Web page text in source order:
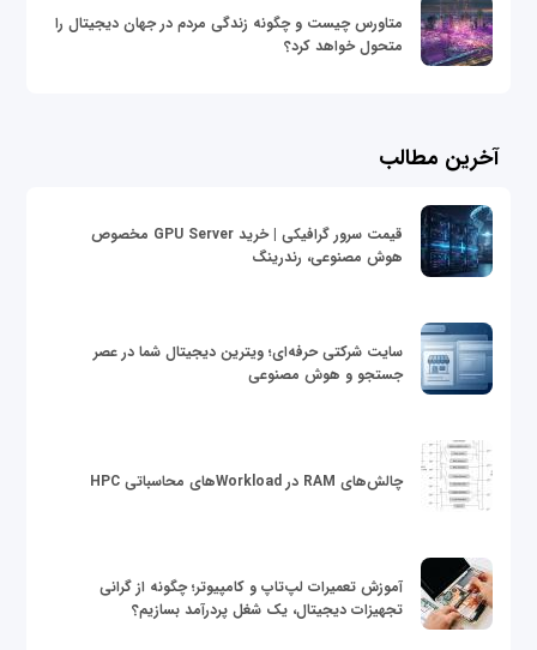
متاورس چیست و چگونه زندگی مردم در جهان دیجیتال را
متحول خواهد کرد؟
آخرین مطالب
قیمت سرور گرافیکی | خرید GPU Server مخصوص
هوش مصنوعی، رندرینگ
سایت شرکتی حرفه‌ای؛ ویترین دیجیتال شما در عصر
جستجو و هوش مصنوعی
چالش‌های RAM در Workloadهای محاسباتی HPC
آموزش تعمیرات لپ‌تاپ و کامپیوتر؛ چگونه از گرانی
تجهیزات دیجیتال، یک شغل پردرآمد بسازیم؟